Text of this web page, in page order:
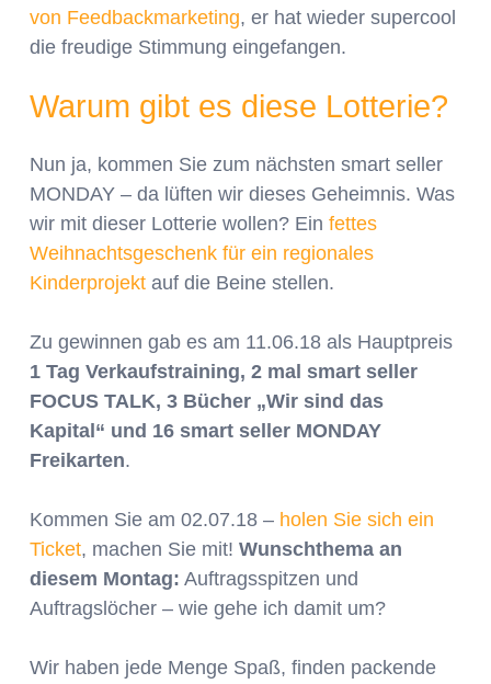
von Feedbackmarketing, er hat wieder supercool
die freudige Stimmung eingefangen.
Warum gibt es diese Lotterie?
Nun ja, kommen Sie zum nächsten smart seller
MONDAY – da lüften wir dieses Geheimnis. Was
wir mit dieser Lotterie wollen? Ein fettes
Weihnachtsgeschenk für ein regionales
Kinderprojekt auf die Beine stellen.
Zu gewinnen gab es am 11.06.18 als Hauptpreis
1 Tag Verkaufstraining, 2 mal smart seller
FOCUS TALK, 3 Bücher „Wir sind das
Kapital“ und 16 smart seller MONDAY
Freikarten.
Kommen Sie am 02.07.18 – holen Sie sich ein
Ticket, machen Sie mit! Wunschthema an
diesem Montag: Auftragsspitzen und
Auftragslöcher – wie gehe ich damit um?
Wir haben jede Menge Spaß, finden packende